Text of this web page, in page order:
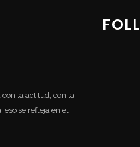
con la actitud, con la
eso se refleja en el